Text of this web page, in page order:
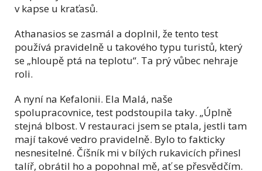
v kapse u kraťasů.
Athanasios se zasmál a doplnil, že tento test
používá pravidelně u takového typu turistů, který
se „hloupě ptá na teplotu“. Ta prý vůbec nehraje
roli.
A nyní na Kefalonii. Ela Malá, naše
spolupracovnice, test podstoupila taky. „Úplně
stejná blbost. V restauraci jsem se ptala, jestli tam
mají takové vedro pravidelně. Bylo to fakticky
nesnesitelné. Číšník mi v bílých rukavicích přinesl
talíř, obrátil ho a popohnal mě, ať se přesvědčím.